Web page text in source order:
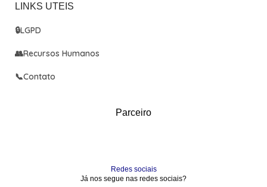
LINKS UTEIS
🔒LGPD
👥Recursos Humanos
📞Contato
Parceiro
Redes sociais
Já nos segue nas redes sociais?